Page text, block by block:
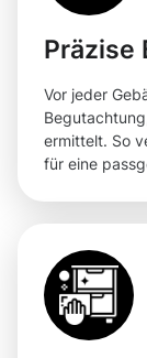
Präzise
Vor jeder
ermittelt. So
für eine